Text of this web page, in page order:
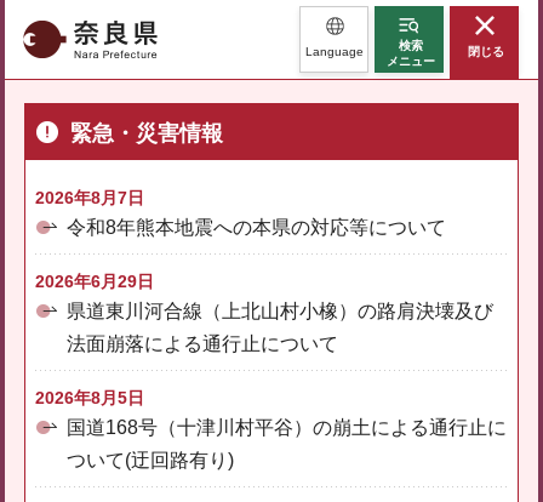
奈良県 Language
検索
メニュー
閉じる
緊急・災害情報
2026年8月7日
令和8年熊本地震への本県の対応等について
2026年6月29日
県道東川河合線（上北山村小橡）の路肩決壊及び
法面崩落による通行止について
2026年8月5日
国道168号（十津川村平谷）の崩土による通行止に
ついて(迂回路有り)